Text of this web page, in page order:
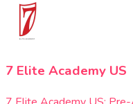
7 Elite Academy US